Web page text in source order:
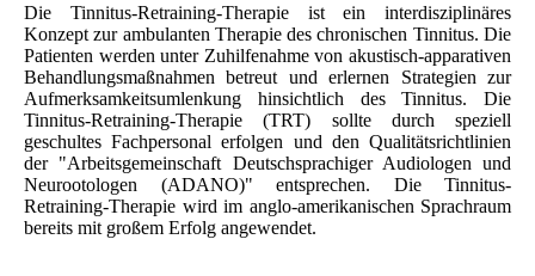
Die Tinnitus-Retraining-Therapie ist ein interdisziplinäres
Konzept zur ambulanten Therapie des chronischen Tinnitus. Die
Patienten werden unter Zuhilfenahme von akustisch-apparativen
Behandlungsmaßnahmen betreut und erlernen Strategien zur
Aufmerksamkeitsumlenkung hinsichtlich des Tinnitus. Die
Tinnitus-Retraining-Therapie (TRT) sollte durch speziell
geschultes Fachpersonal erfolgen und den Qualitätsrichtlinien
der "Arbeitsgemeinschaft Deutschsprachiger Audiologen und
Neurootologen (ADANO)" entsprechen. Die Tinnitus-
Retraining-Therapie wird im anglo-amerikanischen Sprachraum
bereits mit großem Erfolg angewendet.